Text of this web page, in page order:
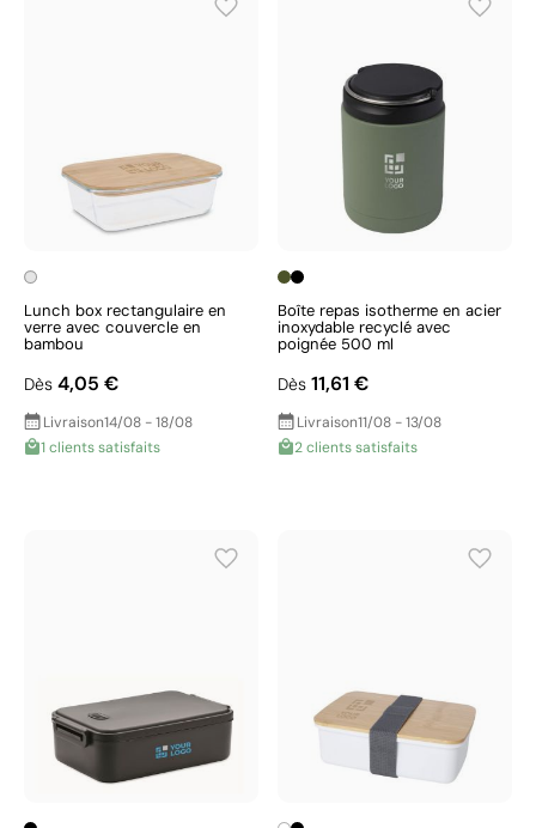
Lunch box rectangulaire en
verre avec couvercle en
bambou
Dès 4,05 €
Livraison14/08 - 18/08
1 clients satisfaits
Boîte repas isotherme en acier
inoxydable recyclé avec
poignée 500 ml
Dès 11,61 €
Livraison11/08 - 13/08
2 clients satisfaits